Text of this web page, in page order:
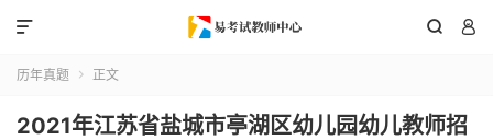
 

历年真题  正文
2021年江苏省盐城市亭湖区幼儿园幼儿教师招